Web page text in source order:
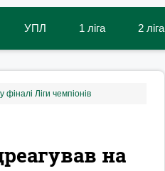
УПЛ 1 ліга 2 ліга
Ліги чемпіонів
на